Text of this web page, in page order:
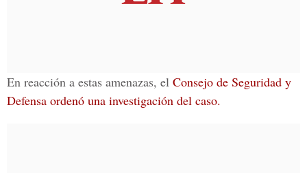
En reacción a estas amenazas, el Consejo de Seguridad y
Defensa ordenó una investigación del caso.